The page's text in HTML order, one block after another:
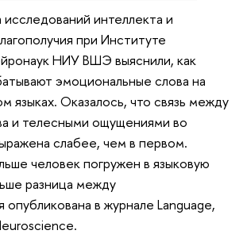
интеллекта и
при Институте
НИУ ВШЭ выяснили, как
эмоциональные слова на
языках. Оказалось, что связь между
и телесными ощущениями во
слабее, чем в первом.
человек погружен в языковую
разница между
опубликована в журнале Language,